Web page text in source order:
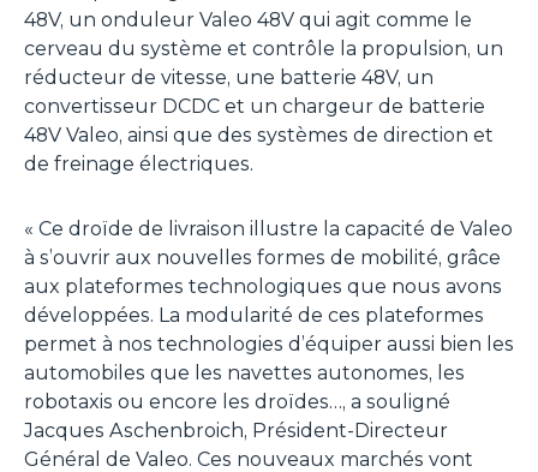
48V, un onduleur Valeo 48V qui agit comme le
cerveau du système et contrôle la propulsion, un
réducteur de vitesse, une batterie 48V, un
convertisseur DCDC et un chargeur de batterie
48V Valeo, ainsi que des systèmes de direction et
de freinage électriques.
« Ce droïde de livraison illustre la capacité de Valeo
à s’ouvrir aux nouvelles formes de mobilité, grâce
aux plateformes technologiques que nous avons
développées. La modularité de ces plateformes
permet à nos technologies d’équiper aussi bien les
automobiles que les navettes autonomes, les
robotaxis ou encore les droïdes…, a souligné
Jacques Aschenbroich, Président-Directeur
Général de Valeo. Ces nouveaux marchés vont